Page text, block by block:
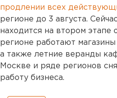
продлении всех
регионе до 3 августа.
находится на втором этапе
регионе работают
а также летние веранды
Москве и ряде регионов
работу бизнеса.